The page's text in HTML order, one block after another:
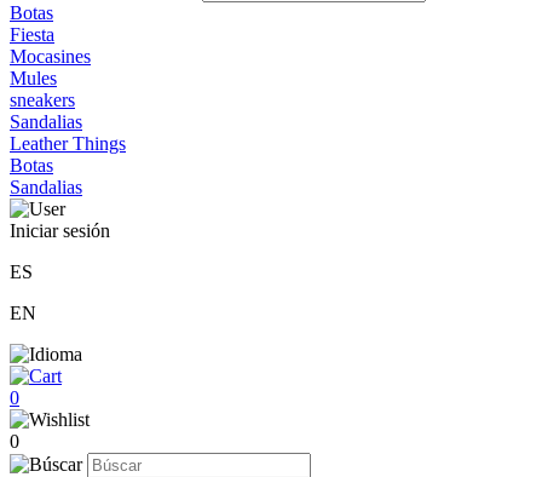
Botas
Fiesta
Mocasines
Mules
sneakers
Sandalias
Leather Things
Botas
Sandalias
Iniciar sesión
ES
EN
0
0